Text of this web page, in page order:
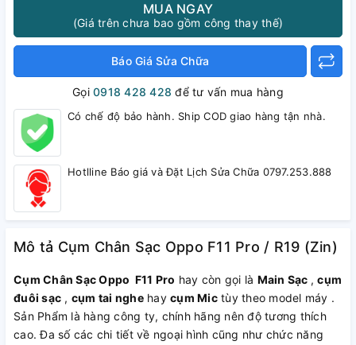
MUA NGAY
(Giá trên chưa bao gồm công thay thế)
Báo Giá Sửa Chữa
Gọi0918 428 428 để tư vấn mua hàng
Có chế độ bảo hành. Ship COD giao hàng tận nhà.
Hotlline Báo giá và Đặt Lịch Sửa Chữa 0797.253.888
Mô tả Cụm Chân Sạc Oppo F11 Pro / R19 (Zin)
Cụm Chân Sạc Oppo F11 Pro hay còn gọi là Main Sạc ,cụm
đuôi sạc , cụm tai nghehay cụm Mictùy theo model máy .
Sản Phẩm là hàng công ty, chính hãng nên độ tương thích
cao. Đa số các chi tiết về ngoại hình cũng như chức năng